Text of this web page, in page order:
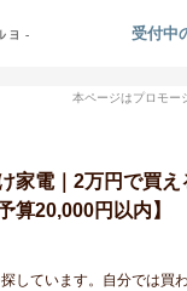
受付中
本ページはプロモー
家電｜2万円で買
算20,000円以内】
しています。自分では買